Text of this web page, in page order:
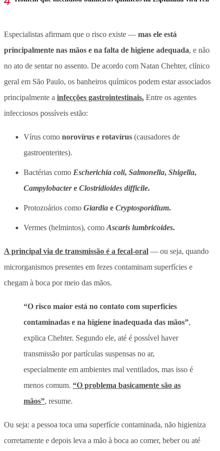
Especialistas afirmam que o risco existe — mas ele está
principalmente nas mãos e na falta de higiene adequada, e não
no ato de sentar no assento. De acordo com Natan Chehter, clínico
geral em São Paulo, os banheiros químicos podem estar associados
principalmente a infecções gastrointestinais. Entre os agentes
infecciosos possíveis estão:
Vírus como norovírus e rotavírus (causadores de
gastroenterites).
Bactérias como Escherichia coli, Salmonella, Shigella,
Campylobactere Clostridioides difficile.
Protozoários como Giardia e Cryptosporidium.
Vermes (helmintos), como Ascaris lumbricoides.
A principal via de transmissão é a fecal-oral — ou seja, quando
microrganismos presentes em fezes contaminam superfícies e
chegam à boca por meio das mãos.
“O risco maior está no contato com superfícies
contaminadas e na higiene inadequada das mãos”,
explica Chehter. Segundo ele, até é possível haver
transmissão por partículas suspensas no ar,
especialmente em ambientes mal ventilados, mas isso é
menos comum. “O problema basicamente são as
mãos”, resume.
Ou seja: a pessoa toca uma superfície contaminada, não higieniza
corretamente e depois leva a mão à boca ao comer, beber ou até